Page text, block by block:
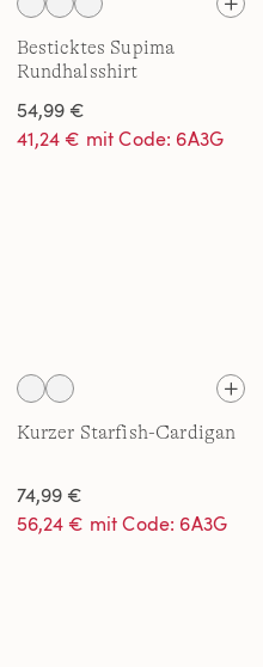
Besticktes Supima
Rundhalsshirt
54,99 €
41,24 € mit Code: 6A3G
Kurzer Starfish-Cardigan
74,99 €
56,24 € mit Code: 6A3G